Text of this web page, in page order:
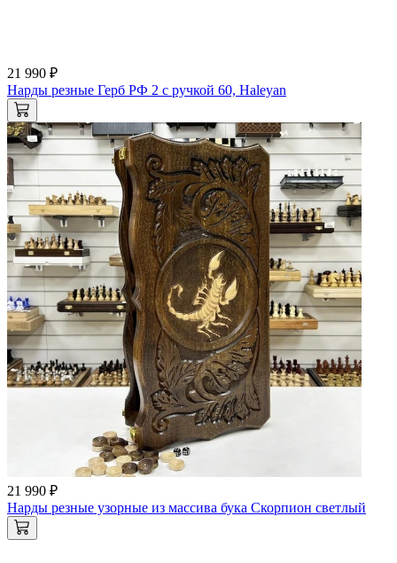
21 990 ₽
Нарды резные Герб РФ 2 с ручкой 60, Haleyan
21 990 ₽
Нарды резные узорные из массива бука Скорпион светлый